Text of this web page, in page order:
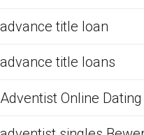
advance title loan
advance title loans
Adventist Online